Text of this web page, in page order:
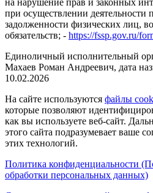
при осуществлении деятельности
задолженности физических лиц,
обязательств; - https://fssp.gov.ru/
Единоличный исполнительный
Махаев Роман Андреевич, дата
10.02.2026
На сайте используются файлы
которые позволяют
как вы используете веб-сайт.
этого сайта подразумевает ваше
этих технологий.
Политика конфиденциальности
обработки персональных данных)